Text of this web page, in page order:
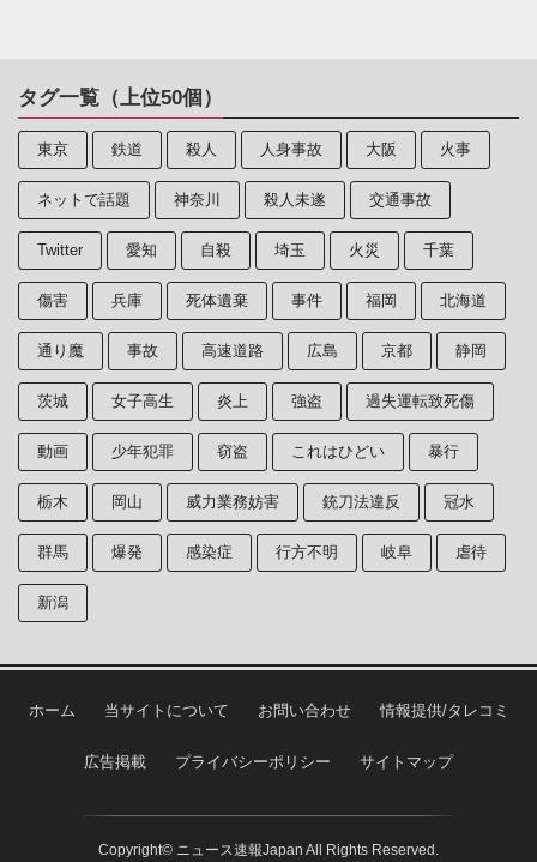
タグ一覧（上位50個）
東京 鉄道 殺人 人身事故 大阪 火事
ネットで話題 神奈川 殺人未遂 交通事故
Twitter 愛知 自殺 埼玉 火災 千葉
傷害 兵庫 死体遺棄 事件 福岡 北海道
通り魔 事故 高速道路 広島 京都 静岡
茨城 女子高生 炎上 強盗 過失運転致死傷
動画 少年犯罪 窃盗 これはひどい 暴行
栃木 岡山 威力業務妨害 銃刀法違反 冠水
群馬 爆発 感染症 行方不明 岐阜 虐待
新潟
ホーム 当サイトについて お問い合わせ 情報提供/タレコミ
広告掲載 プライバシーポリシー サイトマップ
Copyright© ニュース速報Japan All Rights Reserved.